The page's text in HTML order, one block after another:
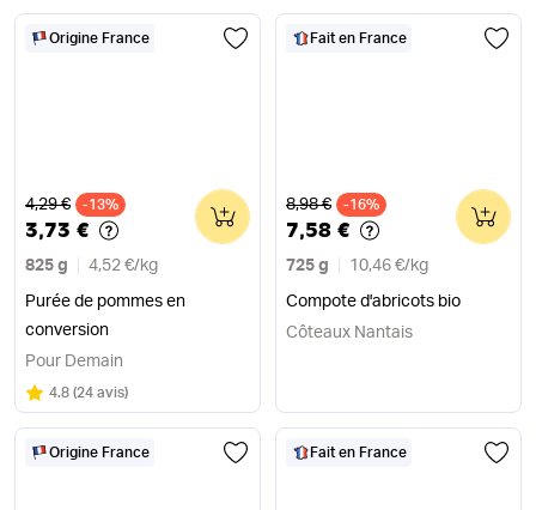
Origine France
Ancien prix
4,29 € -13%
3,73 €
825 g 4,52 €/ kg
Purée de pommes en
conversion
0
Pour Demain
Note
4.8 sur 5
(24 avis)
Fait en France
Ancien prix
8,98 € -16%
7,58 €
725 g 10,46 €/ kg
Compote d'abricots bio
0
Côteaux Nantais
Origine France Fait en France